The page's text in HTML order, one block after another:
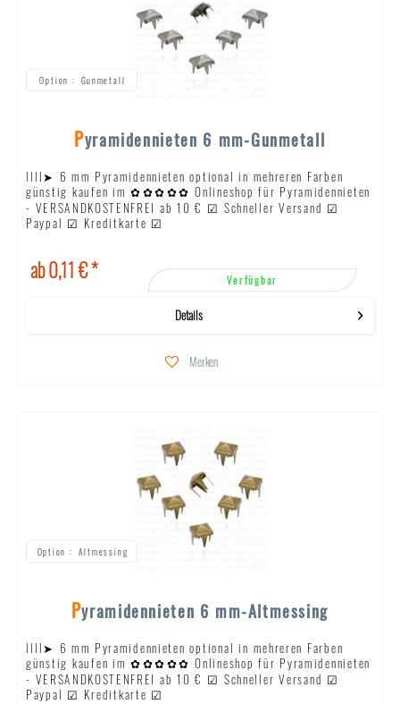
Gunmetall
Pyramidennieten 6 mm-Gunmetall
llll➤ 6 mm Pyramidennieten optional in mehreren Farben
günstig kaufen im ✿✿✿✿✿ Onlineshop für Pyramidennieten
- VERSANDKOSTENFREI ab 10 € ☑ Schneller Versand ☑
Paypal ☑ Kreditkarte ☑
ab 0,11 € * Verfügbar
Details
Merken
Altmessing
Pyramidennieten 6 mm-Altmessing
llll➤ 6 mm Pyramidennieten optional in mehreren Farben
günstig kaufen im ✿✿✿✿✿ Onlineshop für Pyramidennieten
- VERSANDKOSTENFREI ab 10 € ☑ Schneller Versand ☑
Paypal ☑ Kreditkarte ☑